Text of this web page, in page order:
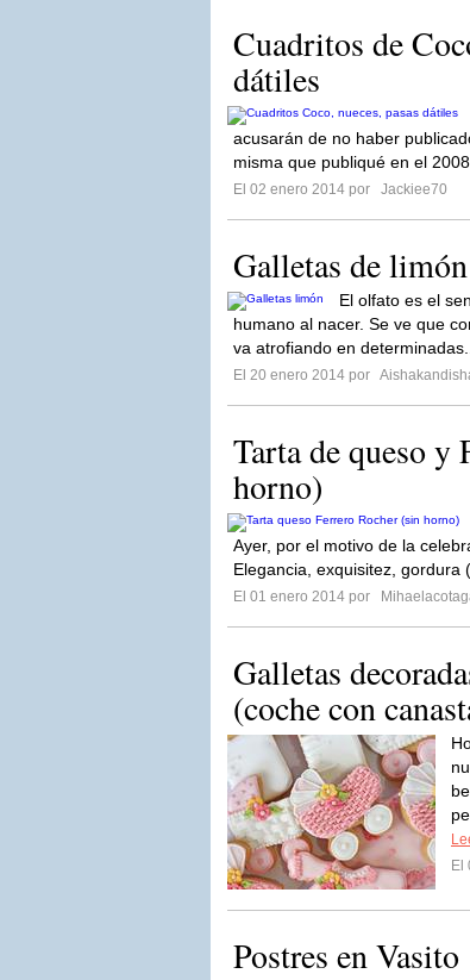
Cuadritos de
dátiles
acusarán de no haber
misma que publiqué en el
El 02 enero 2014 por
Jackiee70
Galletas de limón
El olfato es el
humano al nacer. Se ve que
va atrofiando en
El 20 enero 2014 por
Tarta de queso y
horno)
Ayer, por el motivo de la
Elegancia, exquisitez, gordura
El 01 enero 2014 por
Galletas
(coche con
El
Postres en Vasito